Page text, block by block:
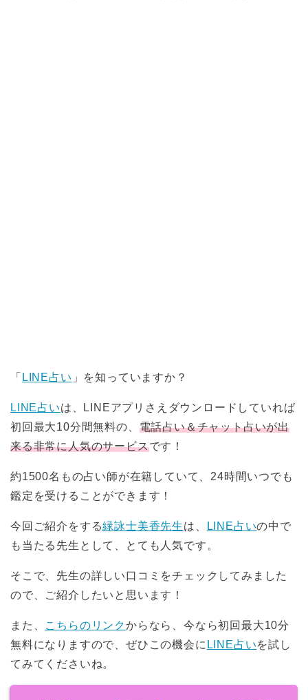
「 LINE占い 」を知っていますか？
LINE占いは、LINEアプリさえダウンロードしていれば
初回最大10分間無料の、 電話占い＆チャット占いが出
来る非常に人気のサービスです！
約1500名もの占い師が在籍していて、24時間いつでも
鑑定を受けることができます！
今回ご紹介をする緑詠士美香先生は、 LINE占いの中で
も当たる先生として、とても人気です。
そこで、先生の詳しい口コミをチェックしてみました
ので、ご紹介したいと思います！
また、 こちらのリンクからなら、今なら初回最大10分
無料になりますので、ぜひこの機会に LINE占いを試し
てみてくださいね。